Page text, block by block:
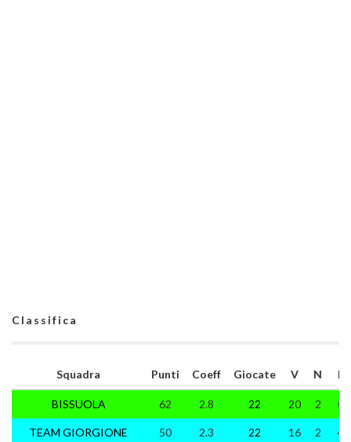
Classifica
Squadra
BISSUOLA
TEAM GIORGIONE
Punti Coeff Giocate V N P
62 2.8 22 20 2 0
50 2.3 22 16 2 4